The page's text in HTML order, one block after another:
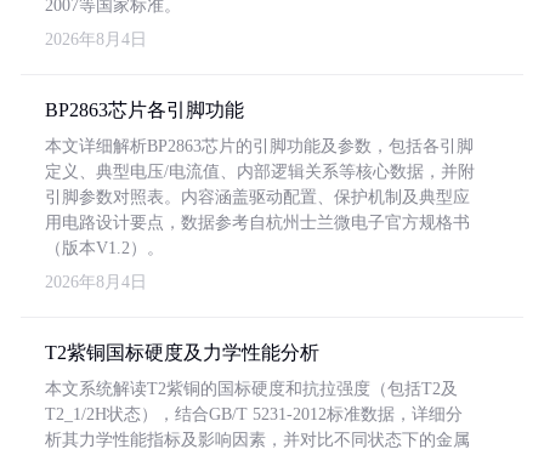
2007等国家标准。
2026年8月4日
BP2863芯片各引脚功能
本文详细解析BP2863芯片的引脚功能及参数，包括各引脚
定义、典型电压/电流值、内部逻辑关系等核心数据，并附
引脚参数对照表。内容涵盖驱动配置、保护机制及典型应
用电路设计要点，数据参考自杭州士兰微电子官方规格书
（版本V1.2）。
2026年8月4日
T2紫铜国标硬度及力学性能分析
本文系统解读T2紫铜的国标硬度和抗拉强度（包括T2及
T2_1/2H状态），结合GB/T 5231-2012标准数据，详细分
析其力学性能指标及影响因素，并对比不同状态下的金属